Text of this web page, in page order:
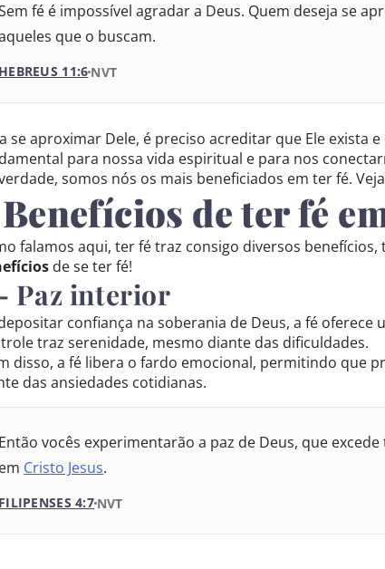
fé é impossível agradar a Deus. Quem deseja se
que o buscam.
HEBREUS 11:6 VERSÃO DA BÍBLIA
NVT
Versão Internacional
– Nova Almeida Atualizada
– Almeida Revisada e Corrigida
– Almeida Revisada e Corrigida
– Almeida Revisada e Atualizada
se aproximar Dele, é preciso acreditar que Ele exista
para nossa vida espiritual e para nos
somos nós os mais beneficiados em ter fé.
de ter fé
falamos aqui, ter fé traz consigo diversos
de se ter fé!
Paz interior
confiança na soberania de Deus, a fé
traz serenidade, mesmo diante das dificuldades.
disso, a fé libera o fardo emocional, permitindo que
das ansiedades cotidianas.
Então vocês experimentarão a paz de Deus, que
em Cristo Jesus.
FILIPENSES 4:7 VERSÃO DA BÍBLIA
NVT